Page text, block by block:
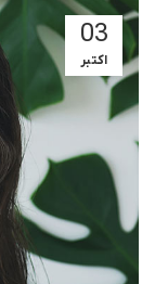
03
اکتبر